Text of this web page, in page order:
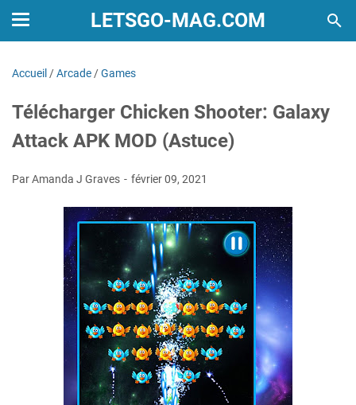
LETSGO-MAG.COM
Accueil /Arcade /Games
Télécharger Chicken Shooter: Galaxy
Attack APK MOD (Astuce)
Par Amanda J Graves février 09, 2021